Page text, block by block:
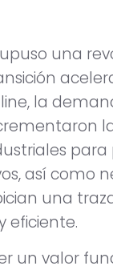
una
la
así como
una
eficiente.
un valor